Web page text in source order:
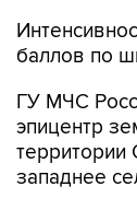
баллов по
ГУ МЧС
эпицентр
западнее